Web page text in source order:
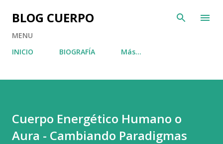
Ir al contenido principal
BLOG CUERPO
MENU
INICIO
BIOGRAFÍA Más…
Cuerpo Energético Humano o
Aura - Cambiando Paradigmas